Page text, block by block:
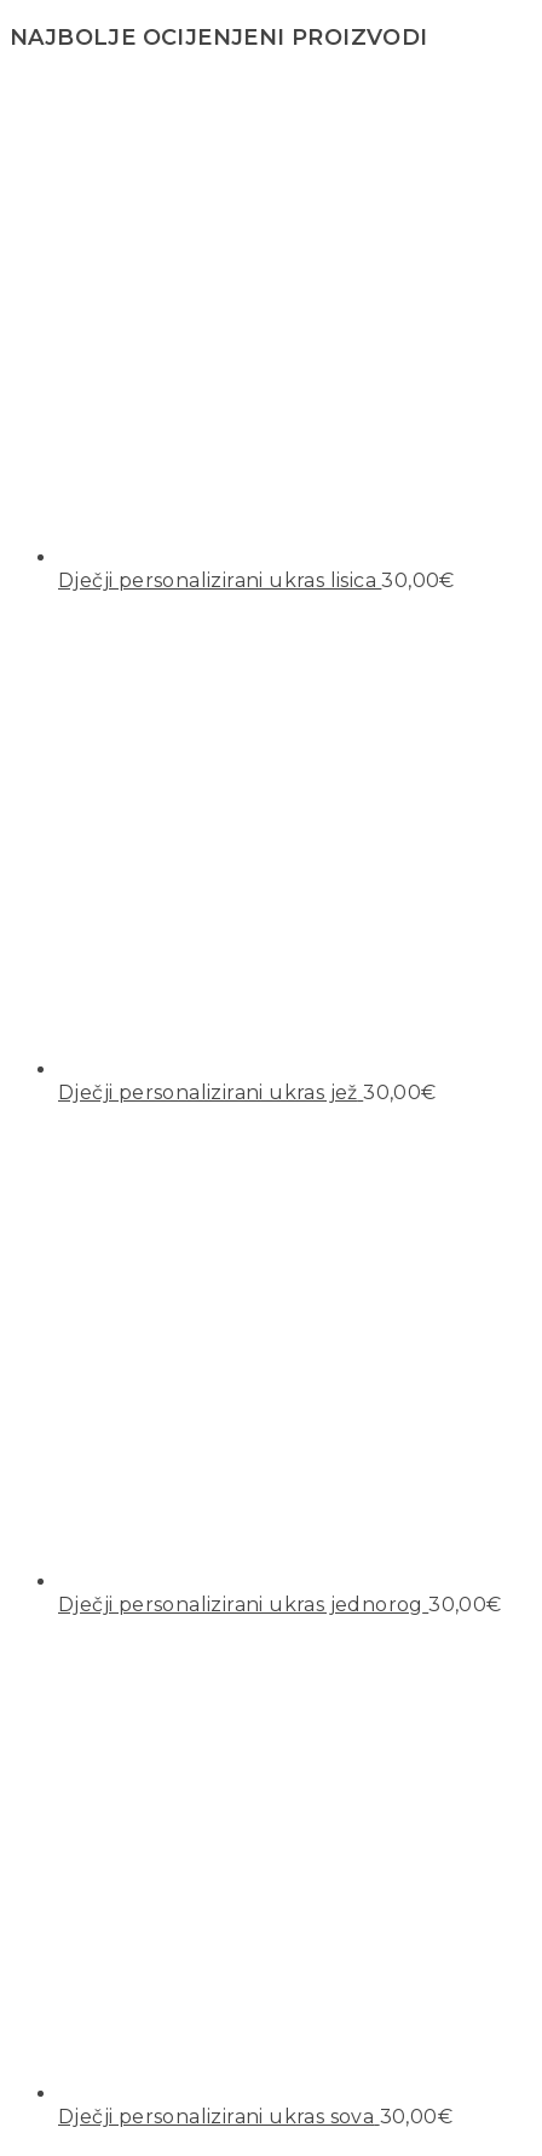
NAJBOLJE OCIJENJENI PROIZVODI
Dječji personalizirani ukras lisica 30,00€
Dječji personalizirani ukras jež 30,00€
Dječji personalizirani ukras jednorog 30,00€
Dječji personalizirani ukras sova 30,00€